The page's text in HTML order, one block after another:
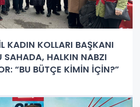
KADIN KOLLARI BAŞKANI
SAHADA, HALKIN NABZI
“BU BÜTÇE KİMİN İÇİN?”